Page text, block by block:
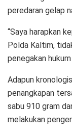
peredaran gelap
“Saya harapkan
Polda Kaltim,
penegakan
Adapun
penangkapan
sabu 910 gram
melakukan